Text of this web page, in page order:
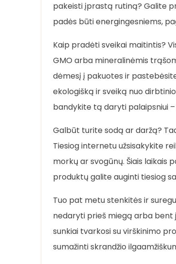
pakeisti įprastą rutiną? Galite
padės būti energingesniems,
Kaip pradėti sveikai maitintis?
GMO arba mineralinėmis
dėmesį į pakuotes ir
ekologišką ir sveiką nuo
bandykite tą daryti palaipsniui
Galbūt turite sodą ar daržą?
Tiesiog internetu užsisakykite
morkų ar svogūnų. Šiais laikais
produktų galite auginti tiesiog
Tuo pat metu stenkitės ir
nedaryti prieš miegą arba bent
sunkiai tvarkosi su virškinimo
sumažinti skrandžio